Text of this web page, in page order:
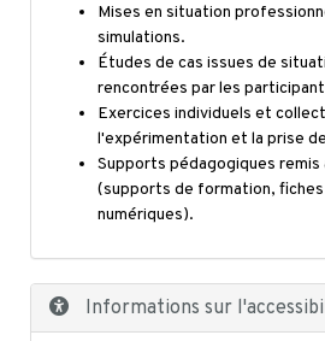
Mises en situation
simulations.
Études de cas issues de
rencontrées par les
Exercices individuels et
l'expérimentation et la prise
Supports pédagogiques
(supports de formation,
numériques).
Informations sur